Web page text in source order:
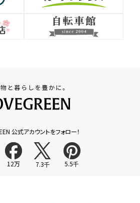
公式アカウントをフォロー！
12万 7.3千 5.5千